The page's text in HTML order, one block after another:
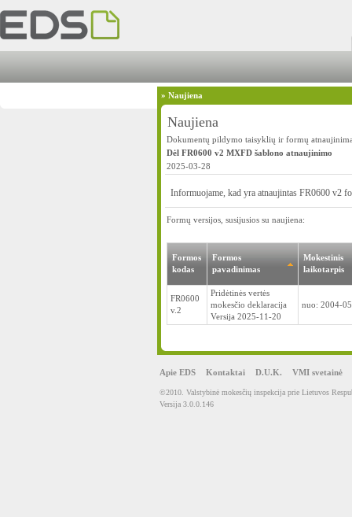
» Naujiena
Naujiena
Dokumentų pildymo taisyklių ir formų
Dėl FR0600 v2 MXFD šablono atnaujinimo
2025-03-28
Informuojame, kad yra atnaujintas FR0600 v2
Formų versijos, susijusios su naujiena:
Formos
kodas
Formos
pavadinimas
Mokestinis
laikotarpis
FR0600
v.2
Pridėtinės vertės
mokesčio deklaracija
Versija 2025-11-20
nuo: 2004-
Apie EDS Kontaktai D.U.K. VMI svetainė
©2010. Valstybinė mokesčių inspekcija prie Lietuvos
Versija 3.0.0.146